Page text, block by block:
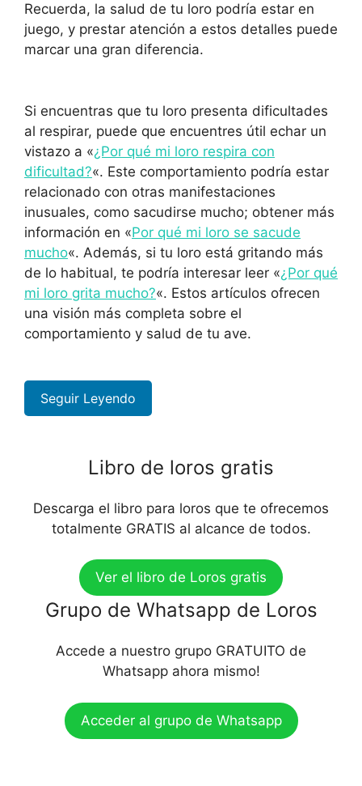
Recuerda, la salud de tu loro podría estar en
juego, y prestar atención a estos detalles puede
marcar una gran diferencia.
Si encuentras que tu loro presenta dificultades
al respirar, puede que encuentres útil echar un
vistazo a «¿Por qué mi loro respira con
dificultad?«. Este comportamiento podría estar
relacionado con otras manifestaciones
inusuales, como sacudirse mucho; obtener más
información en «Por qué mi loro se sacude
mucho«. Además, si tu loro está gritando más
de lo habitual, te podría interesar leer «¿Por qué
mi loro grita mucho?«. Estos artículos ofrecen
una visión más completa sobre el
comportamiento y salud de tu ave.
Seguir Leyendo
Libro de loros gratis
Descarga el libro para loros que te ofrecemos
totalmente GRATIS al alcance de todos.
Ver el libro de Loros gratis
Grupo de Whatsapp de Loros
Accede a nuestro grupo GRATUITO de
Whatsapp ahora mismo!
Acceder al grupo de Whatsapp